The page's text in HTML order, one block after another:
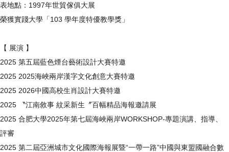
表地點：1997年世貿傢俱大展
榮獲實踐大學「103 學年度特優教學獎」
【 展演 】
2025 第五屆藍色煙台藝術設計大賽特邀
2025 2025海峽兩岸漢字文化創意大賽特邀
2025 2026中國高校生肖設計大賽特邀
2025 〝江南敘事 紋采新生〞百幅精品海報邀請展
2025 合肥大學2025年第七屆海峽兩岸WORKSHOP-專題演講、指導、
評審
2025 第二屆亞洲城市文化國際海報展暨“一帶一路”中國與東盟國融合數